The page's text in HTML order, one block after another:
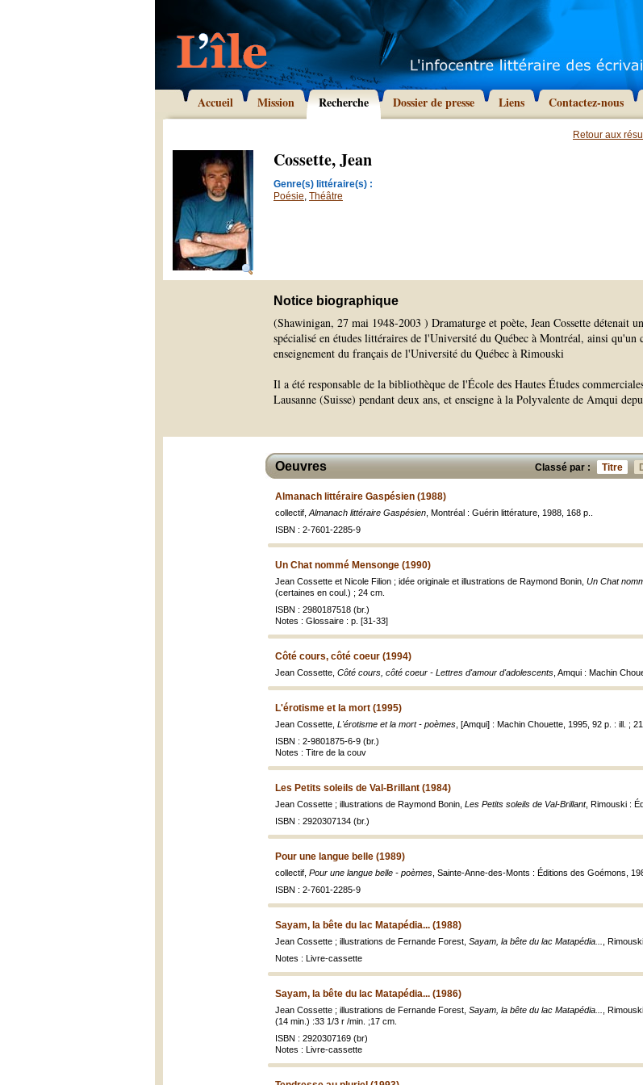
Accueil Mission Recherche Dossier de presse Liens Contactez-nous
Retour aux
Cossette, Jean
Genre(s) littéraire(s) :
Poésie, Théâtre
Notice biographique
(Shawinigan, 27 mai 1948-2003 ) Dramaturge et poète, Jean Cossette détenait
spécialisé en études littéraires de l'Université du Québec à Montréal, ainsi qu'un
enseignement du français de l'Université du Québec à Rimouski
Il a été responsable de la bibliothèque de l'École des Hautes Études
Lausanne (Suisse) pendant deux ans, et enseigne à la Polyvalente de Amqui
Classé par : Titre
Oeuvres
Almanach littéraire Gaspésien (1988)
collectif, Almanach littéraire Gaspésien , Montréal : Guérin littérature, 1988, 168 p..
ISBN : 2-7601-2285-9
Un Chat nommé Mensonge (1990)
Jean Cossette et Nicole Filion ; idée originale et illustrations de Raymond Bonin, Un Chat
(certaines en coul.) ; 24 cm.
ISBN : 2980187518 (br.)
Notes : Glossaire : p. [31-33]
Côté cours, côté coeur (1994)
Jean Cossette, Côté cours, côté coeur - Lettres d'amour d'adolescents , Amqui : Machin
L'érotisme et la mort (1995)
Jean Cossette, L'érotisme et la mort - poèmes , [Amqui] : Machin Chouette, 1995, 92 p. : ill. ;
ISBN : 2-9801875-6-9 (br.)
Notes : Titre de la couv
Les Petits soleils de Val-Brillant (1984)
Jean Cossette ; illustrations de Raymond Bonin, Les Petits soleils de Val-Brillant, Rimouski :
ISBN : 2920307134 (br.)
Pour une langue belle (1989)
collectif, Pour une langue belle - poèmes , Sainte-Anne-des-Monts : Éditions des Goémons,
ISBN : 2-7601-2285-9
Sayam, la bête du lac Matapédia... (1988)
Jean Cossette ; illustrations de Fernande Forest, Sayam, la bête du lac Matapédia...
,
Notes : Livre-cassette
Sayam, la bête du lac Matapédia... (1986)
Jean Cossette ; illustrations de Fernande Forest, Sayam, la bête du lac Matapédia...
,
(14 min.) :33 1/3 r /min. ;17 cm.
ISBN : 2920307169 (br)
Notes : Livre-cassette